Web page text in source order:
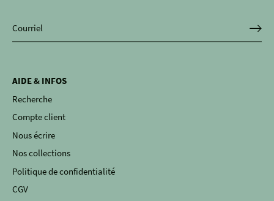
AIDE & INFOS
Recherche
Compte client
Nous écrire
Nos collections
Politique de confidentialité
CGV